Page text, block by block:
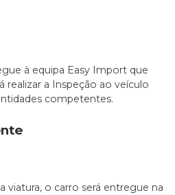
à equipa Easy Import que
realizar a Inspeção ao veículo
competentes.
viatura, o carro será entregue na